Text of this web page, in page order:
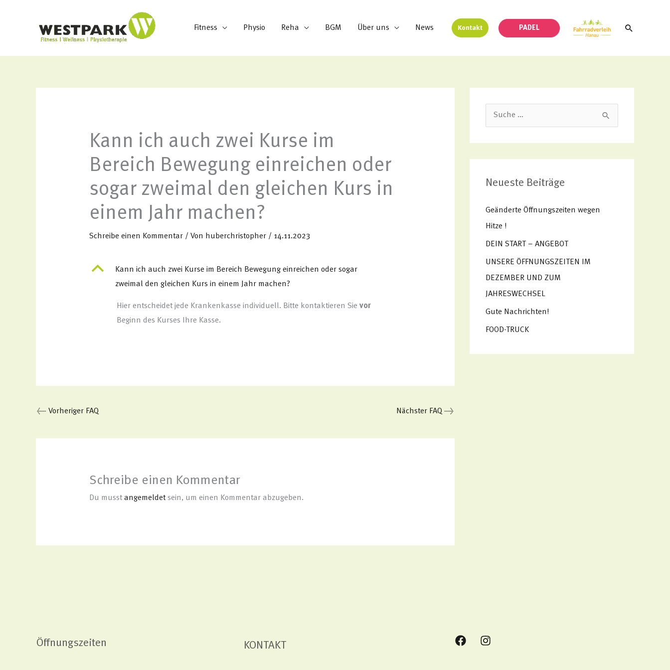
Fitness Physio Reha BGM Über uns News Kontakt PADEL Suchen
Kann ich auch zwei Kurse im
Bereich Bewegung einreichen oder
sogar zweimal den gleichen Kurs in
einem Jahr machen?
Schreibe einen Kommentar / Von huberchristopher / 14.11.2023
B
Kann ich auch zwei Kurse im Bereich Bewegung einreichen oder sogar
zweimal den gleichen Kurs in einem Jahr machen?
Hier entscheidet jede Krankenkasse individuell. Bitte kontaktieren Sie vor
Beginn des Kurses Ihre Kasse.
← Vorheriger FAQ Nächster FAQ →
Schreibe einen Kommentar
Du musst angemeldetsein, um einen Kommentar abzugeben.
e
n
a
c
h
:
Neueste Beiträge
Geänderte Öffnungszeiten wegen
Hitze !
DEIN START – ANGEBOT
UNSERE ÖFFNUNGSZEITEN IM
DEZEMBER UND ZUM
JAHRESWECHSEL
Gute Nachrichten!
FOOD-TRUCK
Öffnungszeiten KONTAKT